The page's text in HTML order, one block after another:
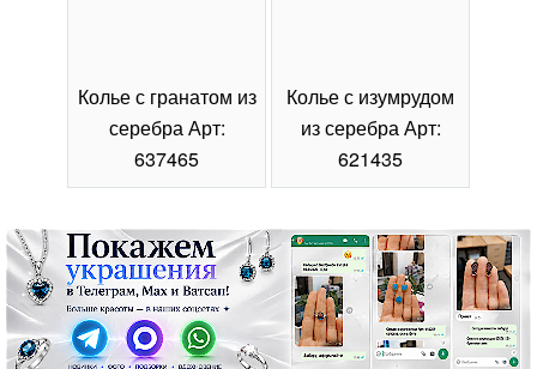
Колье с гранатом из
серебра Арт:
637465
Колье с изумрудом
из серебра Арт:
621435